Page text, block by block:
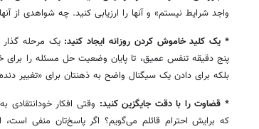
واجد شرایط نیستم» و آنها را ارزیابی کنید. چه شواهدی از
* یک کلید خاموش کردن روزانه ایجاد کنید: یک مرحله گذار
پنج دقیقه تنفس عمیق، تا پایان وضعیت حل مسئله را
بلکه برای دادن یک سیگنال واضح به ذهنتان برای «تغییر
* قضاوت را با دقت جایگزین کنید: وقتی افکار خودانتقادی
که برایش احترام قائلم می‌گویم؟ اگر پاسخ‌تان منفی